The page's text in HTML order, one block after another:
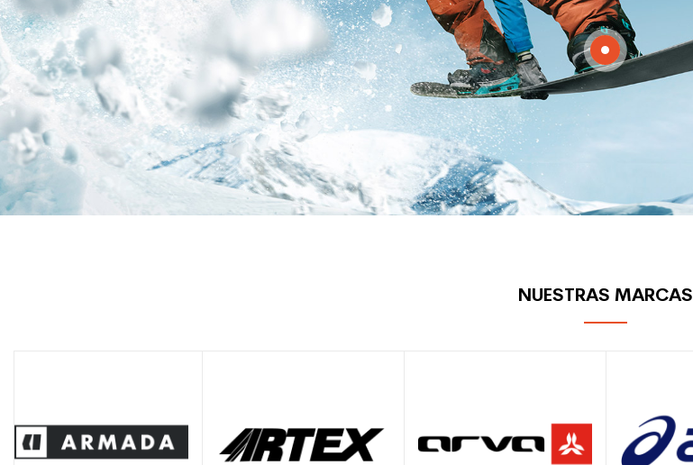
NUESTRAS MARCAS